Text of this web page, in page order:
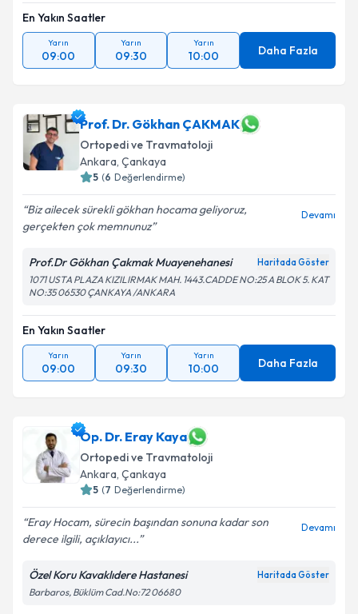
En Yakın Saatler
Yarın
09:00
Yarın
09:30
Yarın
10:00 Daha Fazla
Prof. Dr. Gökhan ÇAKMAK
Ortopedi ve Travmatoloji
Ankara, Çankaya
5 (6 Değerlendirme)
Biz ailecek sürekli gökhan hocama geliyoruz,
gerçekten çok memnunuz
Devamı
Prof.Dr Gökhan Çakmak Muayenehanesi Haritada Göster
1071 USTA PLAZA KIZILIRMAK MAH. 1443.CADDE NO:25 A BLOK 5. KAT
NO:35 06530 ÇANKAYA /ANKARA
En Yakın Saatler
Yarın
09:00
Yarın
09:30
Yarın
10:00 Daha Fazla
Op. Dr. Eray Kaya
Ortopedi ve Travmatoloji
Ankara, Çankaya
5 (7 Değerlendirme)
Eray Hocam, sürecin başından sonuna kadar son
derece ilgili, açıklayıcı...
Devamı
Özel Koru Kavaklıdere Hastanesi Haritada Göster
Barbaros, Büklüm Cad.No:72 06680